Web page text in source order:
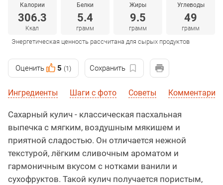
Калории
306.3
Ккал
Белки
5.4
грамм
Жиры
9.5
грамм
Углеводы
49
грамм
Энергетическая ценность рассчитана для сырых продуктов
Оценить 5 (1) Сохранить
Ингредиенты Шаги с фото Советы Комментарии
Сахарный кулич - классическая пасхальная
выпечка с мягким, воздушным мякишем и
приятной сладостью. Он отличается нежной
текстурой, лёгким сливочным ароматом и
гармоничным вкусом с нотками ванили и
сухофруктов. Такой кулич получается пористым,